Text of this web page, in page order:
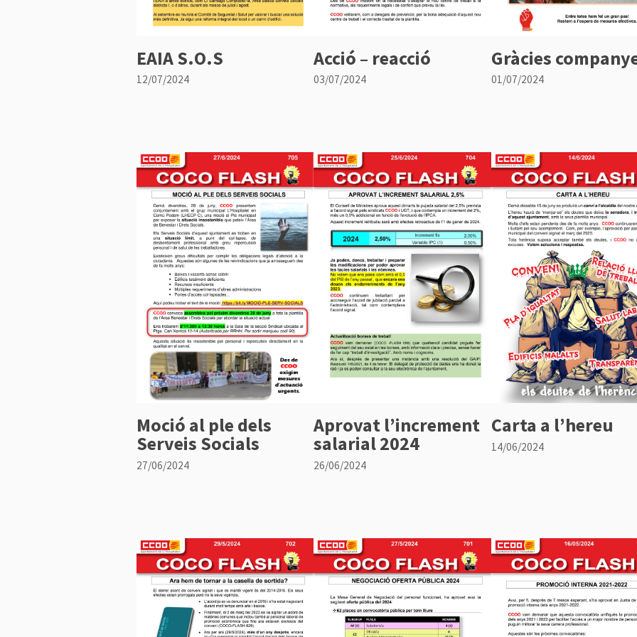
EAIA S.O.S
12/07/2024
Acció – reacció
03/07/2024
Gràcies
01/07/2024
Moció al ple dels
Serveis Socials
27/06/2024
Aprovat l’increment
salarial 2024
26/06/2024
Carta a l’hereu
14/06/2024